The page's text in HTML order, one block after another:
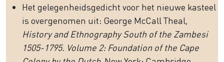
Het gelegenheidsgedicht voor het nieuwe kasteel
is overgenomen uit: George McCall Theal,
History and Ethnography South of the Zambesi
1505-1795. Volume 2: Foundation of the Cape